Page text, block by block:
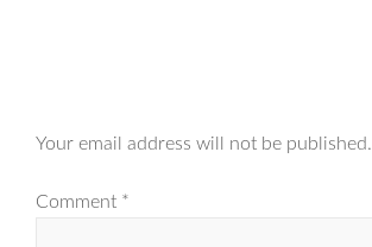
Your email address will not be published.
Comment *